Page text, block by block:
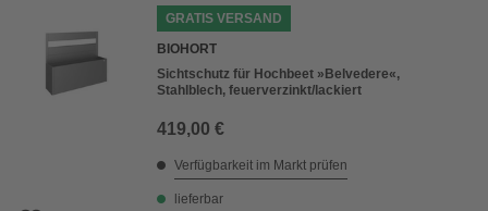
GRATIS VERSAND
BIOHORT
Sichtschutz für Hochbeet »Belvedere«,
Stahlblech, feuerverzinkt/lackiert
419,00 €
Verfügbarkeit im Markt prüfen
lieferbar